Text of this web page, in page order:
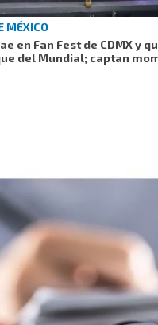
MÉXICO
en Fan Fest de CDMX y
del Mundial; captan